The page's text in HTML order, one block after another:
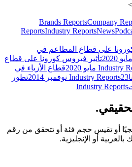
Brands ReportsCompany
ReportsIndustry ReportsNews
على قطاع المطاعم في
تأثير فيروس كورونا على قطاع
Industry
قطاع الأزياء في
Industry Reports23 نوفمبر 2014
تطور
Industry Reports
أو تقيس حجم فئة أو تتحقق من رقم
أو الإنجليزية.